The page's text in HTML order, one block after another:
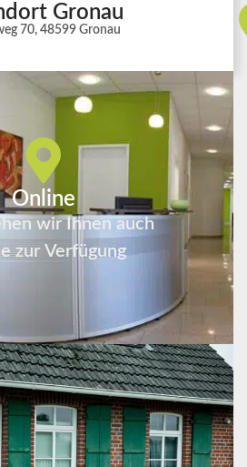
Gronau
70, 48599 Gronau
Online
wir Ihnen auch
zur Verfügung